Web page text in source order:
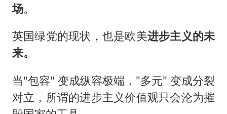
场。
英国绿党的现状，也是欧美进步主义的未
来。
当"包容" 变成纵容极端，"多元" 变成分裂
对立，所谓的进步主义价值观只会沦为摧